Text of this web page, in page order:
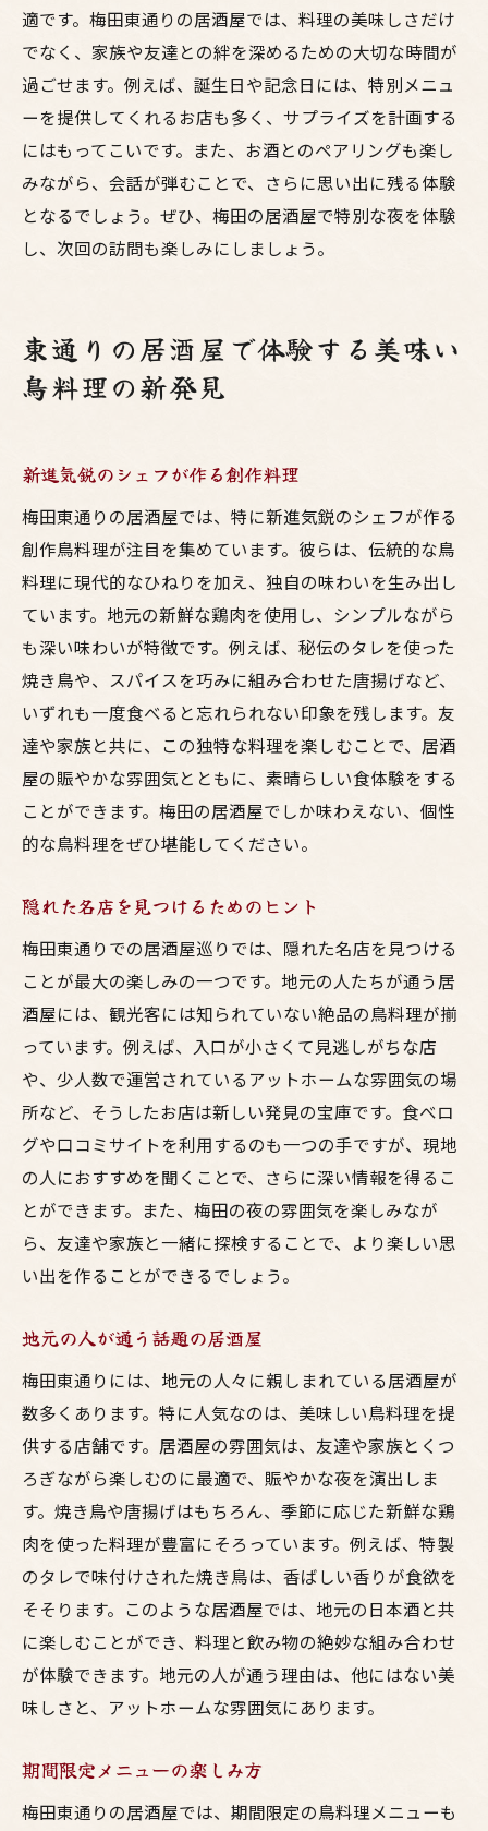
適です。梅田東通りの居酒屋では、料理の美味しさだけ
でなく、家族や友達との絆を深めるための大切な時間が
過ごせます。例えば、誕生日や記念日には、特別メニュ
ーを提供してくれるお店も多く、サプライズを計画する
にはもってこいです。また、お酒とのペアリングも楽し
みながら、会話が弾むことで、さらに思い出に残る体験
となるでしょう。ぜひ、梅田の居酒屋で特別な夜を体験
し、次回の訪問も楽しみにしましょう。
東通りの居酒屋で体験する美味い
鳥料理の新発見
新進気鋭のシェフが作る創作料理
梅田東通りの居酒屋では、特に新進気鋭のシェフが作る
創作鳥料理が注目を集めています。彼らは、伝統的な鳥
料理に現代的なひねりを加え、独自の味わいを生み出し
ています。地元の新鮮な鶏肉を使用し、シンプルながら
も深い味わいが特徴です。例えば、秘伝のタレを使った
焼き鳥や、スパイスを巧みに組み合わせた唐揚げなど、
いずれも一度食べると忘れられない印象を残します。友
達や家族と共に、この独特な料理を楽しむことで、居酒
屋の賑やかな雰囲気とともに、素晴らしい食体験をする
ことができます。梅田の居酒屋でしか味わえない、個性
的な鳥料理をぜひ堪能してください。
隠れた名店を見つけるためのヒント
梅田東通りでの居酒屋巡りでは、隠れた名店を見つける
ことが最大の楽しみの一つです。地元の人たちが通う居
酒屋には、観光客には知られていない絶品の鳥料理が揃
っています。例えば、入口が小さくて見逃しがちな店
や、少人数で運営されているアットホームな雰囲気の場
所など、そうしたお店は新しい発見の宝庫です。食べロ
グや口コミサイトを利用するのも一つの手ですが、現地
の人におすすめを聞くことで、さらに深い情報を得るこ
とができます。また、梅田の夜の雰囲気を楽しみなが
ら、友達や家族と一緒に探検することで、より楽しい思
い出を作ることができるでしょう。
地元の人が通う話題の居酒屋
梅田東通りには、地元の人々に親しまれている居酒屋が
数多くあります。特に人気なのは、美味しい鳥料理を提
供する店舗です。居酒屋の雰囲気は、友達や家族とくつ
ろぎながら楽しむのに最適で、賑やかな夜を演出しま
す。焼き鳥や唐揚げはもちろん、季節に応じた新鮮な鶏
肉を使った料理が豊富にそろっています。例えば、特製
のタレで味付けされた焼き鳥は、香ばしい香りが食欲を
そそります。このような居酒屋では、地元の日本酒と共
に楽しむことができ、料理と飲み物の絶妙な組み合わせ
が体験できます。地元の人が通う理由は、他にはない美
味しさと、アットホームな雰囲気にあります。
期間限定メニューの楽しみ方
梅田東通りの居酒屋では、期間限定の鳥料理メニューも